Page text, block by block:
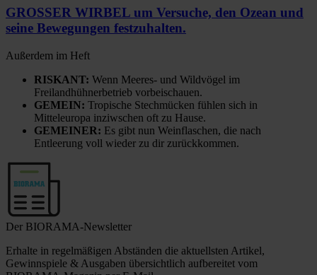
GROSSER WIRBEL um Versuche, den Ozean und
seine Bewegungen festzuhalten.
Außerdem im Heft
RISKANT: Wenn Meeres- und Wildvögel im
Freilandhühnerbetrieb vorbeischauen.
GEMEIN: Tropische Stechmücken fühlen sich in
Mitteleuropa inziwschen oft zu Hause.
GEMEINER: Es gibt nun Weinflaschen, die nach
Entleerung voll wieder zu dir zurückkommen.
Der BIORAMA-Newsletter
Erhalte in regelmäßigen Abständen die aktuellsten Artikel,
Gewinnspiele & Ausgaben übersichtlich aufbereitet vom